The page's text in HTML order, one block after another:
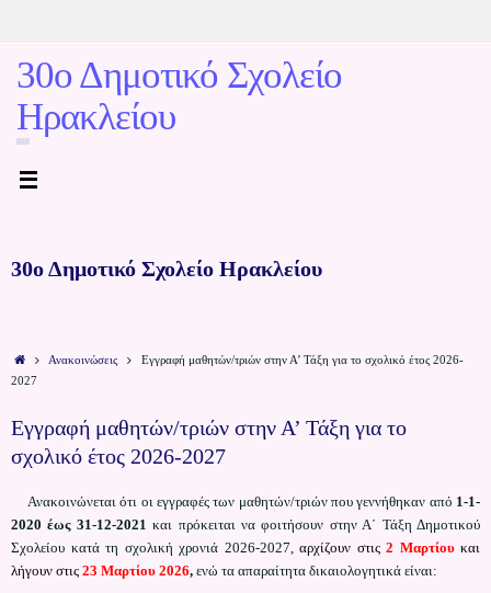
30ο Δημοτικό Σχολείο
Ηρακλείου
30ο Δημοτικό Σχολείο Ηρακλείου
Ανακοινώσεις
Εγγραφή μαθητών/τριών στην Α’ Τάξη για το σχολικό έτος 2026-
2027
Εγγραφή μαθητών/τριών στην Α’ Τάξη για το
σχολικό έτος 2026-2027
Ανακοινώνεται ότι οι εγγραφές των μαθητών/τριών που γεννήθηκαν από 1-1-
2020 έως 31-12-2021 και πρόκειται να φοιτήσουν στην Α΄ Τάξη Δημοτικού
Σχολείου κατά τη σχολική χρονιά 2026-2027, αρχίζουν στις2 Μαρτίου και
λήγουν στις 23 Μαρτίου 2026, ενώ τα απαραίτητα δικαιολογητικά είναι: